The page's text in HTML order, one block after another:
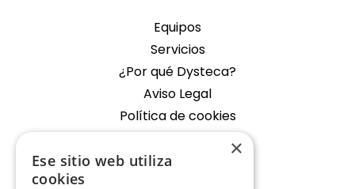
Equipos
Servicios
¿Por qué Dysteca?
Aviso Legal
Política de cookies
Empresa
×
Ese sitio web utiliza
cookies